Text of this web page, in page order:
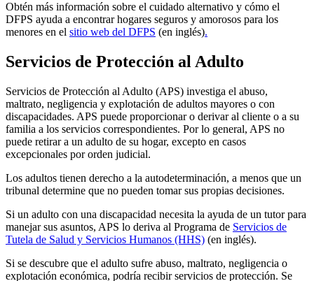
Obtén más información sobre el cuidado alternativo y cómo el
DFPS ayuda a encontrar hogares seguros y amorosos para los
menores en el sitio web del DFPS (en inglés).
Servicios de Protección al Adulto
Servicios de Protección al Adulto (APS) investiga el abuso,
maltrato, negligencia y explotación de adultos mayores o con
discapacidades. APS puede proporcionar o derivar al cliente o a su
familia a los servicios correspondientes. Por lo general, APS no
puede retirar a un adulto de su hogar, excepto en casos
excepcionales por orden judicial.
Los adultos tienen derecho a la autodeterminación, a menos que un
tribunal determine que no pueden tomar sus propias decisiones.
Si un adulto con una discapacidad necesita la ayuda de un tutor para
manejar sus asuntos, APS lo deriva al Programa de Servicios de
Tutela de Salud y Servicios Humanos (HHS) (en inglés).
Si se descubre que el adulto sufre abuso, maltrato, negligencia o
explotación económica, podría recibir servicios de protección. Se